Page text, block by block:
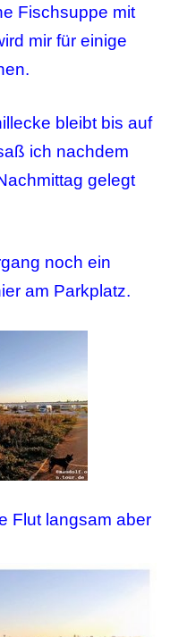
Fischsuppe mit
mir für einige
bleibt bis auf
ich nachdem
gelegt
noch ein
am Parkplatz.
Flut langsam aber